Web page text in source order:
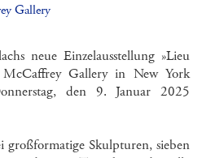
Gallery
neue Einzelausstellung »Lieu
Gallery in New York
den 9. Januar 2025
großformatige Skulpturen, sieben